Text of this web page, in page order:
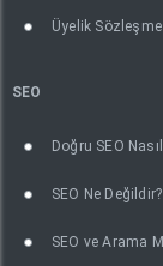
Üyelik
SEO
Doğru SEO
SEO Ne
SEO ve Arama